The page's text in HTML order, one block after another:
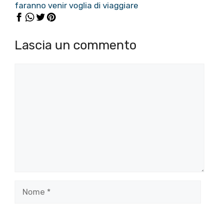
faranno venir voglia di viaggiare
Lascia un commento